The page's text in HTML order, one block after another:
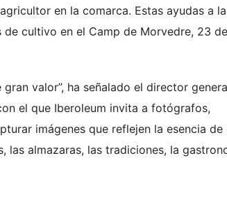
en la comarca. Estas ayudas a la
cultivo en el Camp de Morvedre, 23
valor”, ha señalado el director
el que Iberoleum invita a fotógrafos,
imágenes que reflejen la esencia de
las almazaras, las tradiciones, la